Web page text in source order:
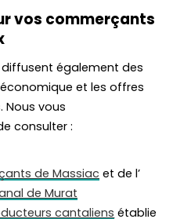
vos commerçants
également des
et les offres
Nous vous
consulter :
de Massiac et de l’
de Murat
cantaliens établie